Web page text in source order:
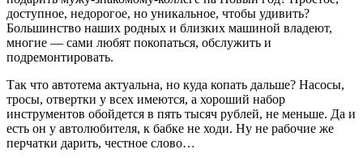
доступное, недорогое, но уникальное, чтобы удивить?
Большинство наших родных и близких машиной владеют,
многие — сами любят покопаться, обслужить и
подремонтировать.
Так что автотема актуальна, но куда копать дальше? Насосы,
тросы, отвертки у всех имеются, а хороший набор
инструментов обойдется в пять тысяч рублей, не меньше. Да и
есть он у автолюбителя, к бабке не ходи. Ну не рабочие же
перчатки дарить, честное слово…